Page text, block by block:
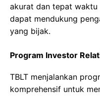
akurat dan tepat waktu
dapat mendukung
yang bijak.
Program Investor
TBLT menjalankan
komprehensif untuk